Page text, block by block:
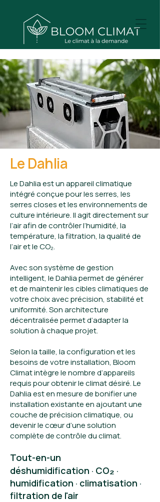
Le Dahlia
Le Dahlia est un appareil climatique
intégré conçue pour les serres, les
serres closes et les environnements de
culture intérieure. Il agit directement sur
l’air afin de contrôler l’humidité, la
température, la filtration, la qualité de
l’air et le CO₂.
Avec son système de gestion
intelligent, le Dahlia permet de générer
et de maintenir les cibles climatiques de
votre choix avec précision, stabilité et
uniformité. Son architecture
décentralisée permet d’adapter la
solution à chaque projet.
Selon la taille, la configuration et les
besoins de votre installation, Bloom
Climat intègre le nombre d’appareils
requis pour obtenir le climat désiré. Le
Dahlia est en mesure de bonifier une
installation existante en ajoutant une
couche de précision climatique, ou
devenir le cœur d’une solution
complète de contrôle du climat.
Tout-en-un
déshumidification · CO₂ ·
humidification · climatisation ·
filtration de l'air